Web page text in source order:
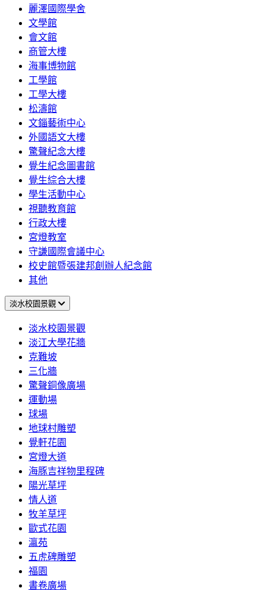
麗澤國際學舍
文學館
會文館
商管大樓
海事博物館
工學館
工學大樓
松濤館
文錙藝術中心
外國語文大樓
驚聲紀念大樓
覺生紀念圖書館
覺生綜合大樓
學生活動中心
視聽教育館
行政大樓
宮燈教室
守謙國際會議中心
校史館暨張建邦創辦人紀念館
其他
淡水校園景觀
淡水校園景觀
淡江大學花牆
克難坡
三化牆
驚聲銅像廣場
運動場
球場
地球村雕塑
覺軒花園
宮燈大道
海豚吉祥物里程碑
陽光草坪
情人道
牧羊草坪
歐式花園
瀛苑
五虎碑雕塑
福園
書卷廣場